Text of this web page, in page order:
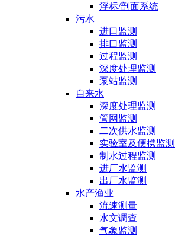
浮标/剖面系统
污水
进口监测
排口监测
过程监测
深度处理监测
泵站监测
自来水
深度处理监测
管网监测
二次供水监测
实验室及便携监测
制水过程监测
进厂水监测
出厂水监测
水产渔业
流速测量
水文调查
气象监测